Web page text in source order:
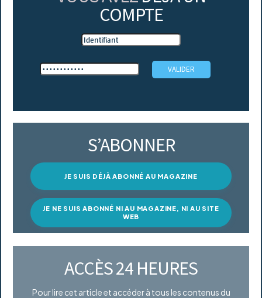
COMPTE
S’ABONNER
JE SUIS DÉJÀ ABONNÉ AU MAGAZINE
JE NE SUIS ABONNÉ NI AU MAGAZINE, NI AU SITE
WEB
ACCÈS 24 HEURES
Pour lire cet article et accéder à tous les contenus du